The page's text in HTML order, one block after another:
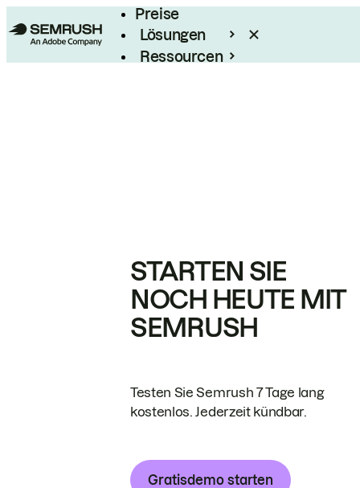
Preise
Lösungen
Ressourcen
STARTEN SIE
NOCH HEUTE MIT
SEMRUSH
Testen Sie Semrush 7 Tage lang
kostenlos. Jederzeit kündbar.
Gratisdemo starten